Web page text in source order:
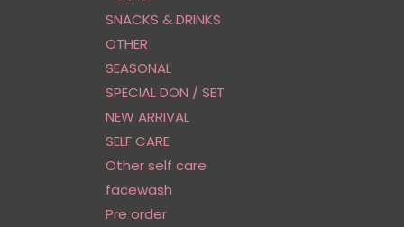
SNACKS & DRINKS
OTHER
SEASONAL
SPECIAL DON / SET
NEW ARRIVAL
SELF CARE
Other self care
facewash
Pre order